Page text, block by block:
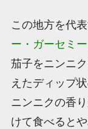
この地方を代
ー・ガーセミー
茄子をニンニ
えたディップ
ニンニクの香
けて食べると